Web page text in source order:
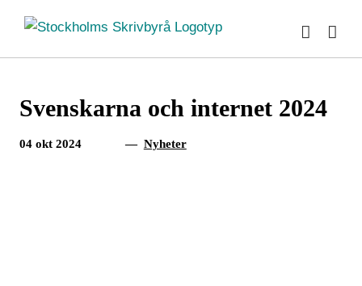
innehållet
Svenskarna och internet 2024
04 okt 2024 — Nyheter